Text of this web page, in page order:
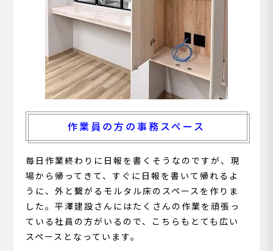
作業員の方の事務スペース
毎日作業終わりに日報を書くそうなのですが、現
場から帰ってきて、すぐに日報を書いて帰れるよ
うに、外と繋がるモルタル床のスペースを作りま
した。平澤建設さんにはたくさんの作業を頑張っ
ている社員の方がいるので、こちらもとても広い
スペースとなっています。